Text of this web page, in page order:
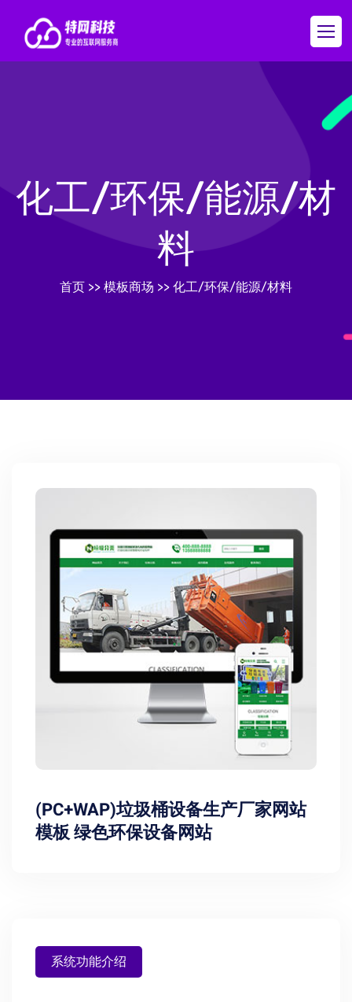
化工/环保/能源/材
料
首页 >> 模板商场 >> 化工/环保/能源/材料
(PC+WAP)垃圾桶设备生产厂家网站
模板 绿色环保设备网站
系统功能介绍